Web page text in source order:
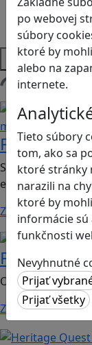
po webovej
súbory
ktoré by
alebo na
internete.
Tieto súbory
tom, ako sa
ktoré stránky
narazili na
ktoré by
informácie sú
funkčnosti
Nevyhnutné
Zdravie a
Platformy
Načítam hry
myslenie
Finančné
Spoločenská hra
ekonómia
Zistiť viac
Po stopách
Objavte skryté
Zistiť viac